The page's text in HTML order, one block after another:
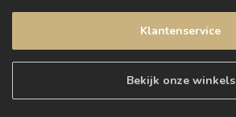
Klantenservice
Bekijk onze winkels